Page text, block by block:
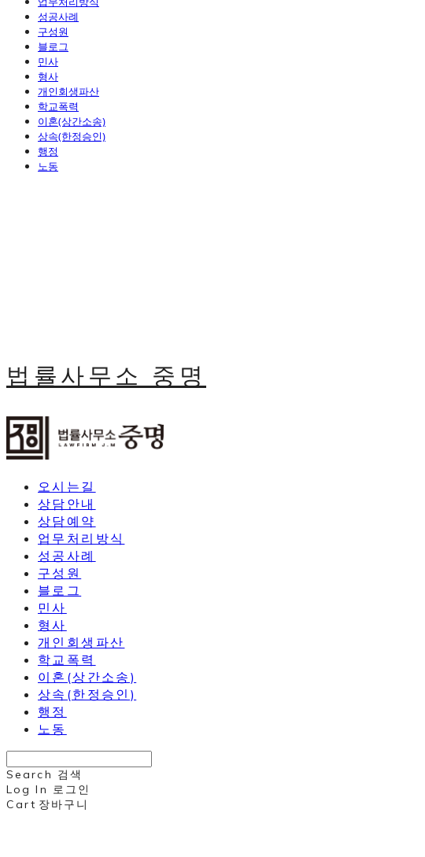
성공사례
구성원
블로그
민사
형사
개인회생파산
학교폭력
이혼(상간소송)
상속(한정승인)
행정
노동
법률사무소 중명
오시는길
상담안내
상담예약
업무처리방식
성공사례
구성원
블로그
민사
형사
개인회생파산
학교폭력
이혼(상간소송)
상속(한정승인)
행정
노동
Search 검색
Log In 로그인
Cart 장바구니